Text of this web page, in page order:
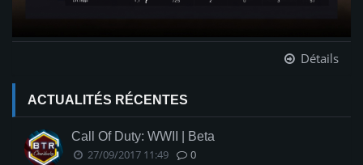
Détails
ACTUALITÉS RÉCENTES
Call Of Duty: WWII | Beta
27/09/2017 11:49 0